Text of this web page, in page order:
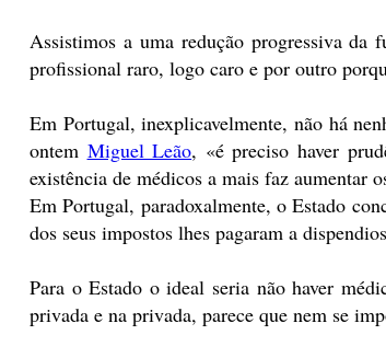
Assistimos a uma redução progressiva da
profissional raro, logo caro e por outro
Em Portugal, inexplicavelmente, não há
ontem Miguel Leão, «é preciso haver
existência de médicos a mais faz aumentar
Em Portugal, paradoxalmente, o Estado
dos seus impostos lhes pagaram a
Para o Estado o ideal seria não haver
privada e na privada, parece que nem se